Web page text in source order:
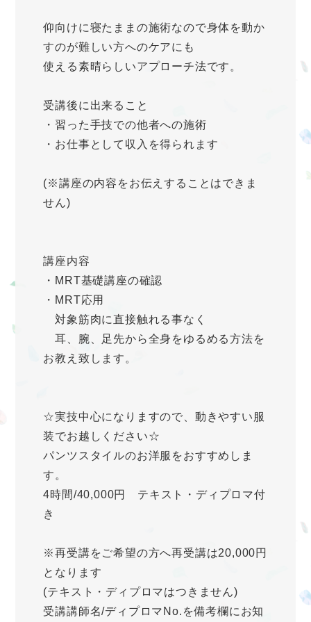
仰向けに寝たままの施術なので身体を動か
すのが難しい方へのケアにも
使える素晴らしいアプローチ法です。
受講後に出来ること
・習った手技での他者への施術
・お仕事として収入を得られます
(※講座の内容をお伝えすることはできま
せん)
講座内容
・MRT基礎講座の確認
・MRT応用
対象筋肉に直接触れる事なく
耳、腕、足先から全身をゆるめる方法を
お教え致します。
☆実技中心になりますので、動きやすい服
装でお越しください☆
パンツスタイルのお洋服をおすすめしま
す。
4時間/40,000円 テキスト・ディプロマ付
き
※再受講をご希望の方へ再受講は20,000円
となります
(テキスト・ディプロマはつきません)
受講講師名/ディプロマNo.を備考欄にお知